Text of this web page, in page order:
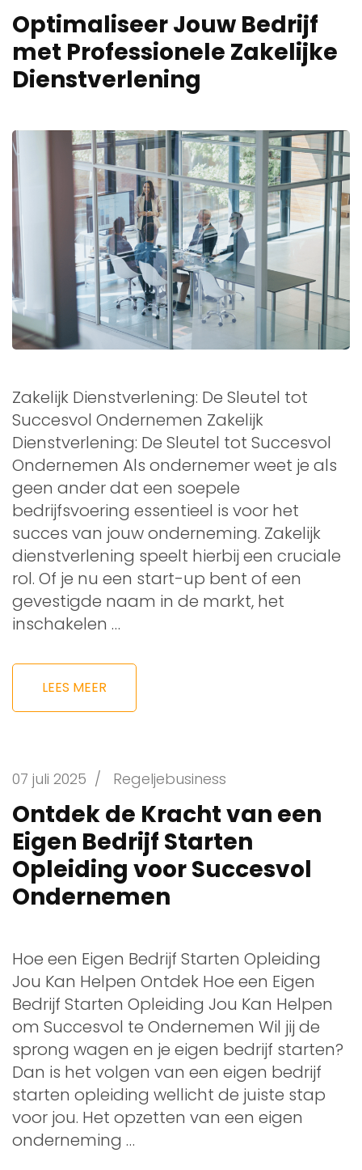
Optimaliseer Jouw Bedrijf
met Professionele Zakelijke
Dienstverlening
Zakelijk Dienstverlening: De Sleutel tot
Succesvol Ondernemen Zakelijk
Dienstverlening: De Sleutel tot Succesvol
Ondernemen Als ondernemer weet je als
geen ander dat een soepele
bedrijfsvoering essentieel is voor het
succes van jouw onderneming. Zakelijk
dienstverlening speelt hierbij een cruciale
rol. Of je nu een start-up bent of een
gevestigde naam in de markt, het
inschakelen …
LEES MEER
07 juli 2025 / Regeljebusiness
Ontdek de Kracht van een
Eigen Bedrijf Starten
Opleiding voor Succesvol
Ondernemen
Hoe een Eigen Bedrijf Starten Opleiding
Jou Kan Helpen Ontdek Hoe een Eigen
Bedrijf Starten Opleiding Jou Kan Helpen
om Succesvol te Ondernemen Wil jij de
sprong wagen en je eigen bedrijf starten?
Dan is het volgen van een eigen bedrijf
starten opleiding wellicht de juiste stap
voor jou. Het opzetten van een eigen
onderneming …